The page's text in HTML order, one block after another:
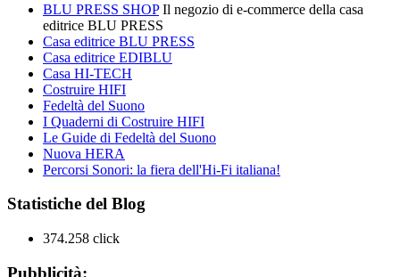
BLU PRESS SHOPIl negozio di e-commerce della casa
editrice BLU PRESS
Casa editrice BLU PRESS
Casa editrice EDIBLU
Casa HI-TECH
Costruire HIFI
Fedeltà del Suono
I Quaderni di Costruire HIFI
Le Guide di Fedeltà del Suono
Nuova HERA
Percorsi Sonori: la fiera dell'Hi-Fi italiana!
Statistiche del Blog
374.258 click
Pubblicità: